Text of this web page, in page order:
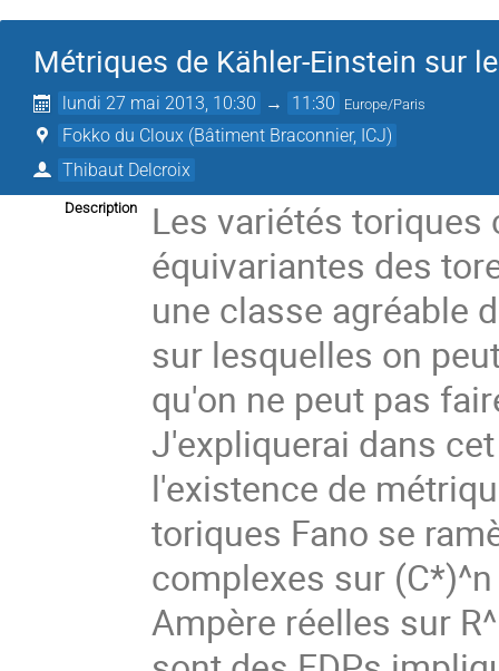
Métriques de Kähler-Einstein sur
lundi 27 mai 2013, 10:30 → 11:30 Europe/Paris
Fokko du Cloux (Bâtiment Braconnier, ICJ)
Thibaut Delcroix
Description
Les variétés
équivariantes des
une classe agréable
sur lesquelles on
qu'on ne peut pas
J'expliquerai dans
l'existence de
toriques Fano se
complexes sur
Ampère réelles sur